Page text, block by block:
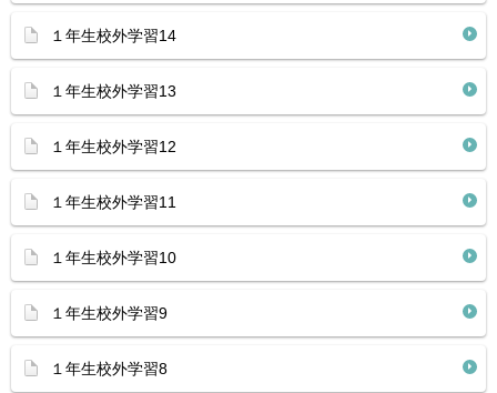
１年生校外学習14
１年生校外学習13
１年生校外学習12
１年生校外学習11
１年生校外学習10
１年生校外学習9
１年生校外学習8